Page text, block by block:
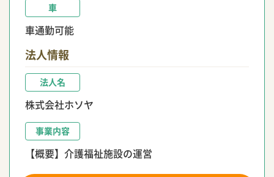
車
車通勤可能
法人情報
法人名
株式会社ホソヤ
事業内容
【概要】介護福祉施設の運営